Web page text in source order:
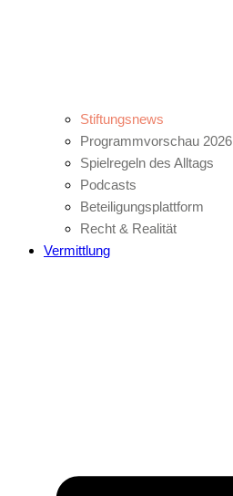
Stiftungsnews
Programmvorschau 2026
Spielregeln des Alltags
Podcasts
Beteiligungsplattform
Recht & Realität
Vermittlung